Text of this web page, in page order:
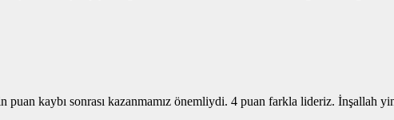
kaybı sonrası kazanmamız önemliydi. 4 puan farkla lideriz. İnşallah